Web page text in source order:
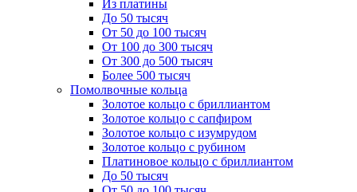
Из платины
До 50 тысяч
От 50 до 100 тысяч
От 100 до 300 тысяч
От 300 до 500 тысяч
Более 500 тысяч
Помолвочные кольца
Золотое кольцо с бриллиантом
Золотое кольцо с сапфиром
Золотое кольцо с изумрудом
Золотое кольцо с рубином
Платиновое кольцо с бриллиантом
До 50 тысяч